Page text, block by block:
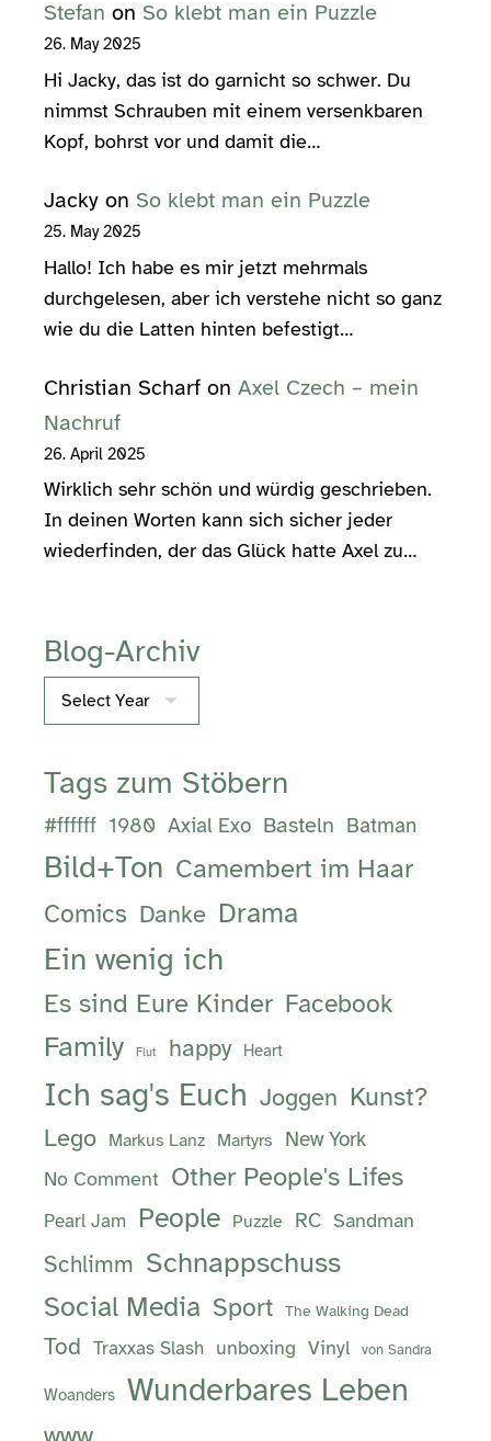
Stefan on So klebt man ein Puzzle
26. May 2025
Hi Jacky, das ist do garnicht so schwer. Du
nimmst Schrauben mit einem versenkbaren
Kopf, bohrst vor und damit die…
Jacky on So klebt man ein Puzzle
25. May 2025
Hallo! Ich habe es mir jetzt mehrmals
durchgelesen, aber ich verstehe nicht so ganz
wie du die Latten hinten befestigt…
Christian Scharf on Axel Czech – mein
Nachruf
26. April 2025
Wirklich sehr schön und würdig geschrieben.
In deinen Worten kann sich sicher jeder
wiederfinden, der das Glück hatte Axel zu…
Blog-Archiv
Archives
Tags zum Stöbern
#ffffff 1980 Axial Exo Basteln Batman
Bild+Ton Camembert im Haar
Comics Danke Drama
Ein wenig ich
Es sind Eure Kinder Facebook
Family Flut happy Heart
Ich sag's Euch Joggen Kunst?
Lego Markus Lanz Martyrs New York
No Comment Other People's Lifes
Pearl Jam People Puzzle RC Sandman
Schlimm Schnappschuss
Social Media Sport The Walking Dead
Tod Traxxas Slash unboxing Vinyl von Sandra
Woanders Wunderbares Leben